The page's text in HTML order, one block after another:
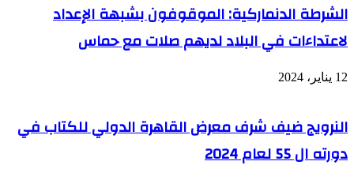
الشرطة الدنماركية: الموقوفون بشبهة الإعداد
لاعتداءات في البلاد لديهم صلات مع حماس
12 يناير، 2024
النرويج ضيف شرف معرض القاهرة الدولي للكتاب في
دورته ال 55 لعام 2024